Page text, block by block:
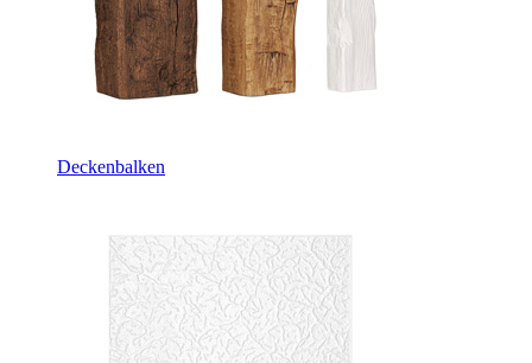
Deckenbalken